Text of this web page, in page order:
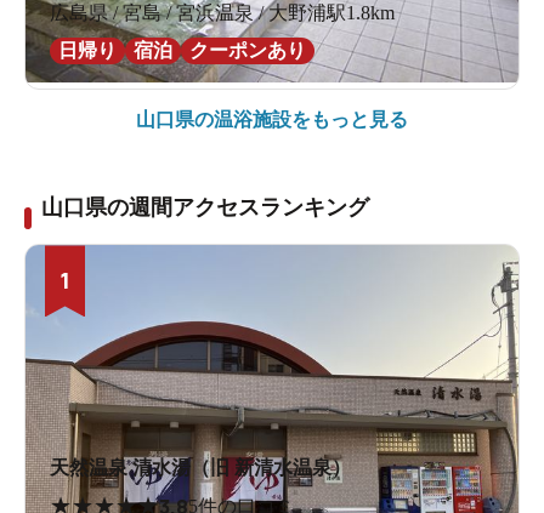
広島県 / 宮島 / 宮浜温泉 / 大野浦駅1.8km
日帰り
宿泊 クーポンあり
山口県の温浴施設をもっと見る
山口県の週間アクセスランキング
1
天然温泉 清水湯（旧 新清水温泉）
★★★★★3.85件の口コミ